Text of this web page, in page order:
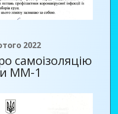
2022
самоізоляцію
ММ-1